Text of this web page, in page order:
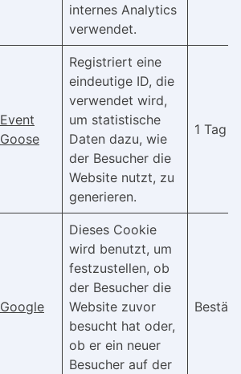
internes Analytics
verwendet.
Event
Goose
Registriert eine
eindeutige ID, die
verwendet wird,
um statistische
Daten dazu, wie
der Besucher die
Website nutzt, zu
generieren.
1 Tag
Google
Dieses Cookie
wird benutzt, um
festzustellen, ob
der Besucher die
Website zuvor
besucht hat oder,
ob er ein neuer
Besucher auf der